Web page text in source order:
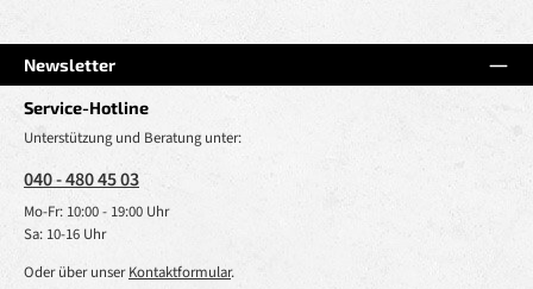
Newsletter
Service-Hotline
Unterstützung und Beratung unter:
040 - 480 45 03
Mo-Fr: 10:00 - 19:00 Uhr
Sa: 10-16 Uhr
Oder über unserKontaktformular.